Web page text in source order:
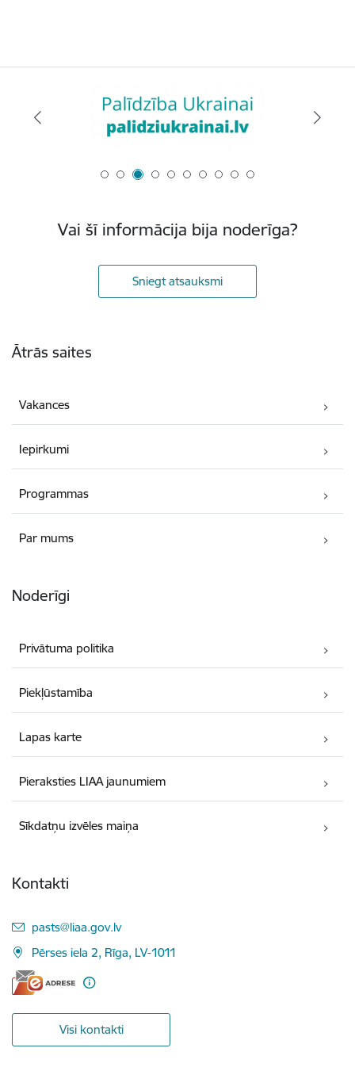
Vai šī informācija bija noderīga?
Sniegt atsauksmi
Ātrās saites
Vakances
Iepirkumi
Programmas
Par mums
Noderīgi
Privātuma politika
Piekļūstamība
Lapas karte
Pieraksties LIAA jaunumiem
Sīkdatņu izvēles maiņa
Kontakti
E-pasts:
pasts@liaa.gov.lv
Pērses iela 2, Rīga, LV-1011
Visi kontakti